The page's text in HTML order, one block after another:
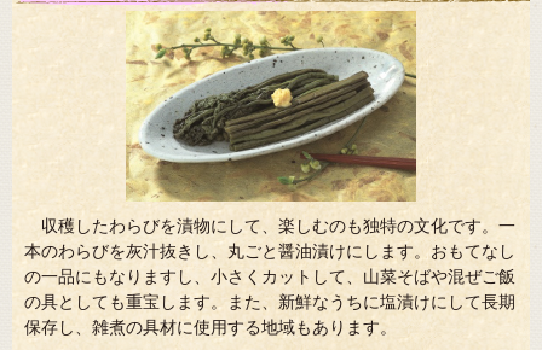
収穫したわらびを漬物にして、楽しむのも独特の文化です。一
本のわらびを灰汁抜きし、丸ごと醤油漬けにします。おもてなし
の一品にもなりますし、小さくカットして、山菜そばや混ぜご飯
の具としても重宝します。また、新鮮なうちに塩漬けにして長期
保存し、雑煮の具材に使用する地域もあります。